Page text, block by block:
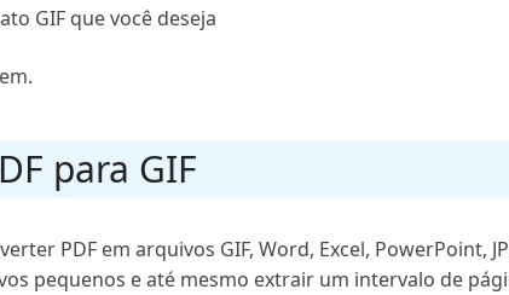
GIF que você deseja
para GIF
PDF em arquivos GIF, Word, Excel, PowerPoint,
pequenos e até mesmo extrair um intervalo de